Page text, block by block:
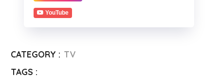
YouTube
CATEGORY : TV
TAGS :